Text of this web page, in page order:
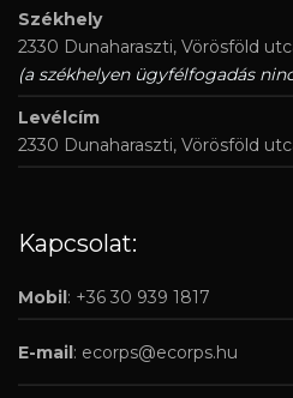
Székhely
2330 Dunaharaszti, Vörösföld
(a székhelyen ügyfélfogadás
Levélcím
2330 Dunaharaszti, Vörösföld
Kapcsolat:
Mobil: +36 30 939 1817
E-mail: ecorps@ecorps.hu